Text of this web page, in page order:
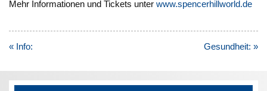
Mehr Informationen und Tickets unterwww.spencerhillworld.de
Beitragsnavigation
« Info: Gesundheit: »